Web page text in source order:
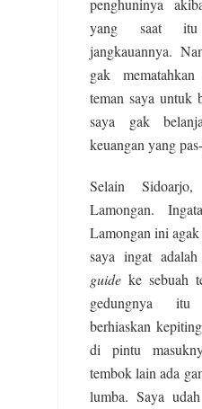
penghuninya
yang saat itu
jangkauannya.
gak
teman saya untuk
saya gak
keuangan yang
Selain
Lamongan.
Lamongan ini
saya ingat
guide ke sebuah
gedungnya
berhiaskan
di pintu
tembok lain ada
lumba. Saya